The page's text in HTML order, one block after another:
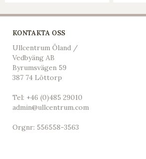
KONTAKTA OSS
Ullcentrum Öland /
Vedbyäng AB
Byrumsvägen 59
387 74 Löttorp
Tel: +46 (0)485 29010
admin@ullcentrum.com
Orgnr: 556558-3563